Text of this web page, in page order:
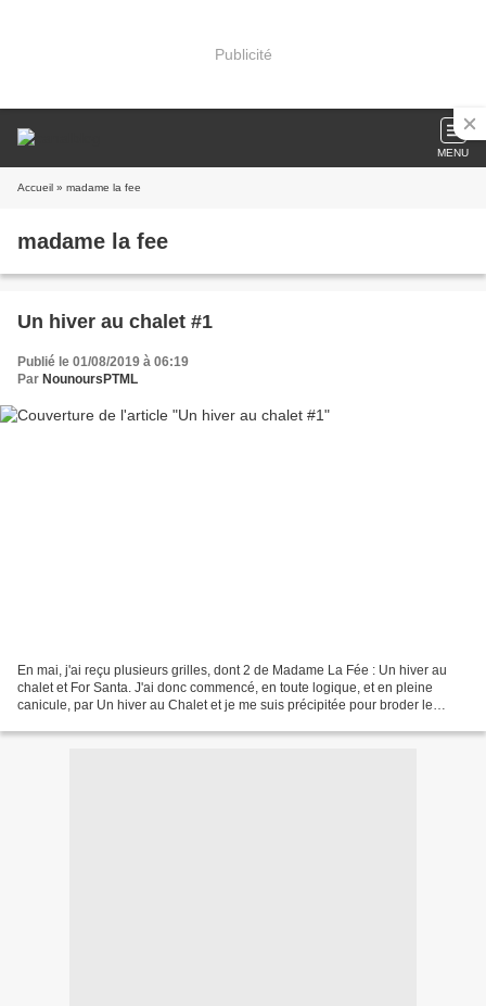
Publicité
MENU
Accueil » madame la fee
madame la fee
Un hiver au chalet #1
Publié le 01/08/2019 à 06:19
Par NounoursPTML
En mai, j'ai reçu plusieurs grilles, dont 2 de Madame La Fée : Un hiver au
chalet et For Santa. J'ai donc commencé, en toute logique, et en pleine
canicule, par Un hiver au Chalet et je me suis précipitée pour broder le